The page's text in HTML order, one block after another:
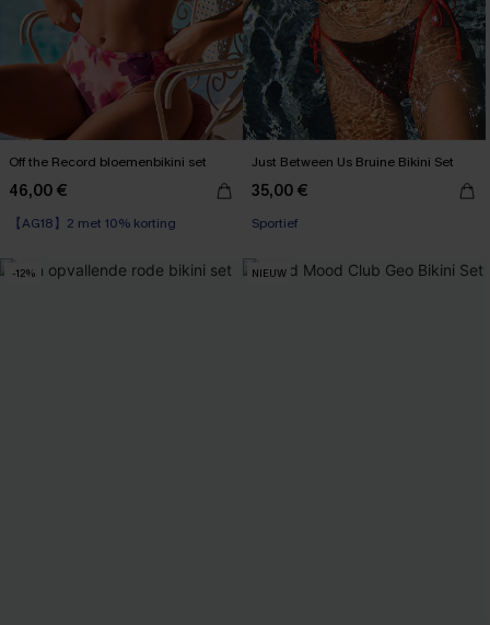
Off the Record bloemenbikini set
46,00 €
【AG18】2 met 10% korting
Just Between Us Bruine Bikini Set
35,00 €
Sportief
-12% NIEUW